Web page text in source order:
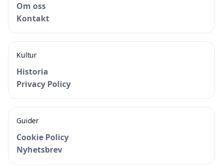
Om oss
Kontakt
Kultur
Historia
Privacy Policy
Guider
Cookie Policy
Nyhetsbrev